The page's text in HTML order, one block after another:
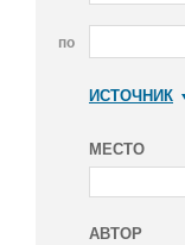
по
ИСТОЧНИК
МЕСТО
АВТОР